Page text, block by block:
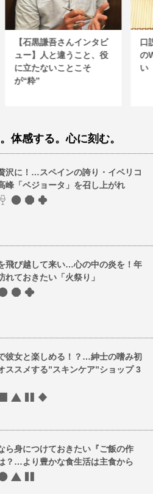
【石黒謙吾さんインタビ
ュー】人と違うこと、役
に立たないことこそ
が“粋”
口
の
い
体感する。心に刻む。
沢に！…スペインの誇り・イベリコ
峰「ベジョータ」を召し上がれ
飛び越して来い…心の中の炎を！年
れておきたい「火祭り」
彼女と楽しめる！？…紳士の嗜み初
ススメする”スキンケア”ショップ 3
ら身につけておきたい『ご飯の作
？…より豊かな食生活は主食から